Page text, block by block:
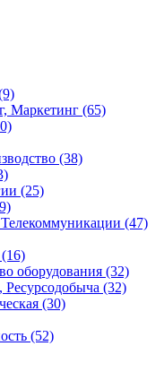
Маркетинг (65)
(38)
(25)
(47)
(16)
оборудования (32)
(32)
(30)
(52)